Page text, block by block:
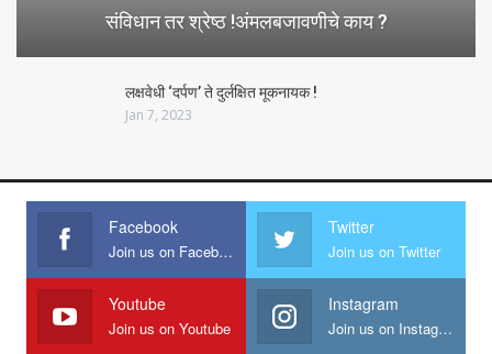
संविधान तर श्रेष्ठ !अंमलबजावणीचे काय ?
लक्षवेधी ‘दर्पण’ ते दुर्लक्षित मूकनायक !
Jan 7, 2023
Facebook
Join us on Facebook
Twitter
Join us on Twitter
Youtube
Join us on Youtube
Instagram
Join us on Instagram